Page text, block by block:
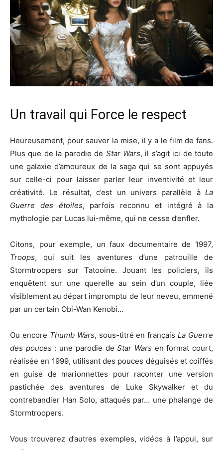
Un travail qui Force le respect
Heureusement, pour sauver la mise, il y a le film de fans.
Plus que de la parodie de Star Wars, il s’agit ici de toute
une galaxie d’amoureux de la saga qui se sont appuyés
sur celle-ci pour laisser parler leur inventivité et leur
créativité. Le résultat, c’est un univers parallèle à La
Guerre des étoiles, parfois reconnu et intégré à la
mythologie par Lucas lui-même, qui ne cesse d’enfler.
Citons, pour exemple, un faux documentaire de 1997,
Troops, qui suit les aventures d’une patrouille de
Stormtroopers sur Tatooine. Jouant les policiers, ils
enquêtent sur une querelle au sein d’un couple, liée
visiblement au départ impromptu de leur neveu, emmené
par un certain Obi-Wan Kenobi…
Ou encore Thumb Wars, sous-titré en françaisLa Guerre
des pouces : une parodie deStar Wars en format court,
réalisée en 1999, utilisant des pouces déguisés et coiffés
en guise de marionnettes pour raconter une version
pastichée des aventures de Luke Skywalker et du
contrebandier Han Solo, attaqués par… une phalange de
Stormtroopers.
Vous trouverez d’autres exemples, vidéos à l’appui, sur